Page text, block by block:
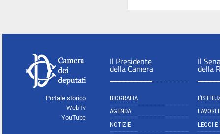
Portale storico
WebTv
YouTube
Il Presidente
della Camera
BIOGRAFIA
AGENDA
NOTIZIE
Il
della
LAVORI
LEGGI E